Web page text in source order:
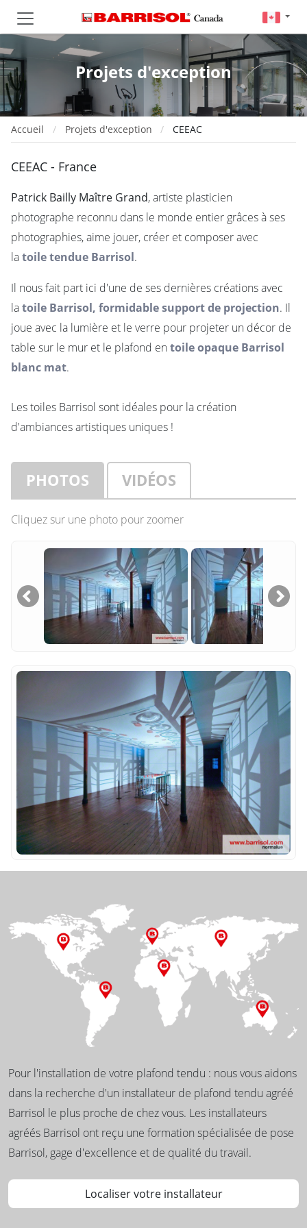
Projets d'exception
Accueil Projets d'exception CEEAC
CEEAC - France
Patrick Bailly Maître Grand, artiste plasticien
photographe reconnu dans le monde entier grâces à ses
photographies, aime jouer, créer et composer avec
latoile tendue Barrisol.
Il nous fait part ici d'une de ses dernières créations avec
latoile Barrisol, formidable support de projection. Il
joue avec la lumière et le verre pour projeter un décor de
table sur le mur et le plafond entoile opaque Barrisol
blanc mat.
Les toiles Barrisol sont idéales pour la création
d'ambiances artistiques uniques !
PHOTOS VIDÉOS
Cliquez sur une photo pour zoomer
Pour l'installation de votre plafond tendu : nous vous aidons
dans la recherche d'un installateur de plafond tendu agréé
Barrisol le plus proche de chez vous. Les installateurs
agréés Barrisol ont reçu une formation spécialisée de pose
Barrisol, gage d'excellence et de qualité du travail.
Localiser votre installateur